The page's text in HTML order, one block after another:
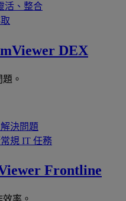
活、整合
DEX
。
決問題
規 IT 任務
Frontline